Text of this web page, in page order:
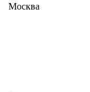
Москва